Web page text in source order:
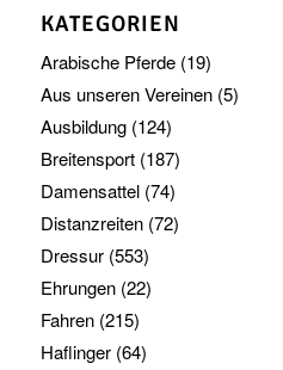
KATEGORIEN
Arabische Pferde(19)
Aus unseren Vereinen(5)
Ausbildung(124)
Breitensport(187)
Damensattel(74)
Distanzreiten(72)
Dressur(553)
Ehrungen(22)
Fahren(215)
Haflinger(64)